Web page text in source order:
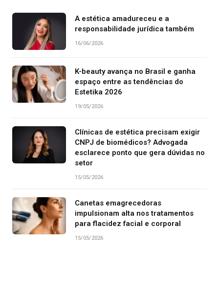
A estética amadureceu e a
responsabilidade jurídica também
16/06/2026
K-beauty avança no Brasil e ganha
espaço entre as tendências do
Estetika 2026
19/05/2026
Clínicas de estética precisam exigir
CNPJ de biomédicos? Advogada
esclarece ponto que gera dúvidas no
setor
15/05/2026
Canetas emagrecedoras
impulsionam alta nos tratamentos
para flacidez facial e corporal
15/05/2026